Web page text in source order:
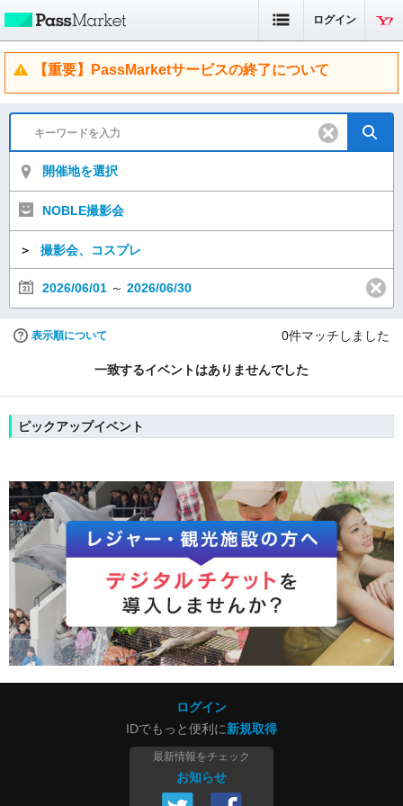
ログイン
【重要】PassMarketサービスの終了について
開催地を選択
NOBLE撮影会
＞ 撮影会、コスプレ
2026/06/01 ～ 2026/06/30
表示順について 0件マッチしました
一致するイベントはありませんでした
ピックアップイベント
ログイン
IDでもっと便利に新規取得
最新情報をチェック
お知らせ